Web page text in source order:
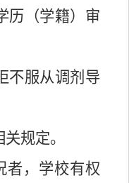
历（学籍）审
不服从调剂导
规定。
者，学校有权